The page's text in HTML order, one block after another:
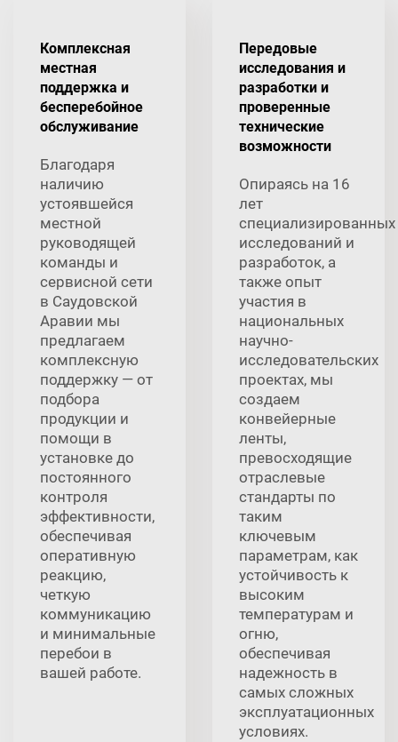
Комплексная
местная
поддержка и
бесперебойное
обслуживание
Благодаря
наличию
устоявшейся
местной
руководящей
команды и
сервисной сети
в Саудовской
Аравии мы
предлагаем
комплексную
поддержку — от
подбора
продукции и
помощи в
установке до
постоянного
контроля
эффективности,
обеспечивая
оперативную
реакцию,
четкую
коммуникацию
и минимальные
перебои в
вашей работе.
Передовые
исследования и
разработки и
проверенные
технические
возможности
Опираясь на 16
лет
специализированных
исследований и
разработок, а
также опыт
участия в
национальных
научно-
исследовательских
проектах, мы
создаем
конвейерные
ленты,
превосходящие
отраслевые
стандарты по
таким
ключевым
параметрам, как
устойчивость к
высоким
температурам и
огню,
обеспечивая
надежность в
самых сложных
эксплуатационных
условиях.